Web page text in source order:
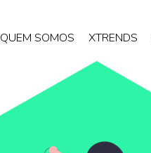
QUEM SOMOS XTRENDS